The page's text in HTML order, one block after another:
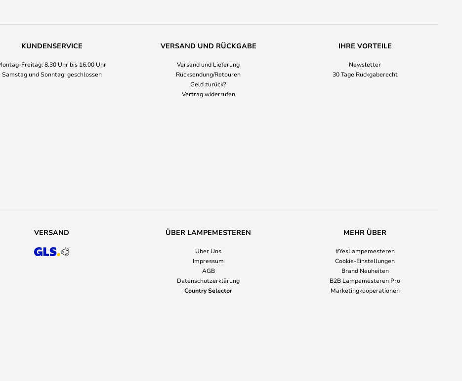
KUNDENSERVICE
Freitag: 8.30 Uhr bis 16.00 Uhr
Samstag und Sonntag: geschlossen
VERSAND UND RÜCKGABE
Versand und Lieferung
Rücksendung/Retouren
Geld zurück?
Vertrag widerrufen
IHRE VORTEILE
Newsletter
30 Tage Rückgaberecht
VERSAND ÜBER LAMPEMESTEREN
Über Uns
Impressum
AGB
Datenschutzerklärung
Country Selector
MEHR ÜBER
#YesLampemesteren
Cookie-Einstellungen
Brand Neuheiten
B2B Lampemesteren Pro
Marketingkooperationen